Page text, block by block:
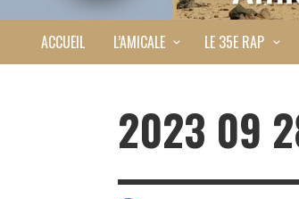
ACCUEIL L’AMICALE LE 35E RAP
2023 09